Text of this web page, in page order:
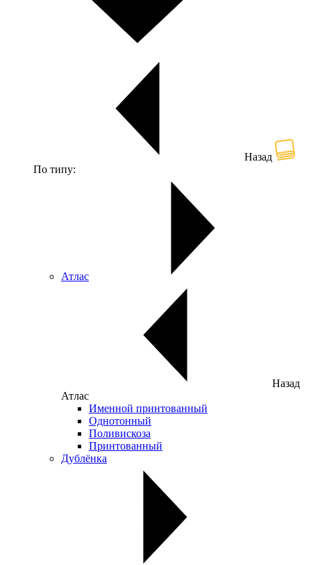
Назад
По типу:
Атлас
Назад
Атлас
Именной принтованный
Однотонный
Поливискоза
Принтованный
Дублёнка